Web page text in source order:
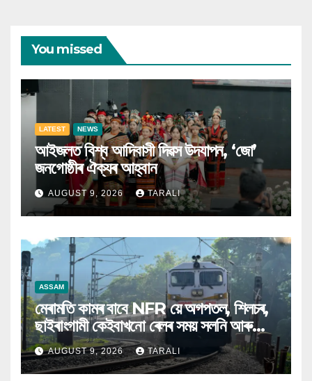
You missed
LATEST NEWS
আইজলত বিশ্ব আদিবাসী দিৱস উদযাপন, ‘জো’
জনগোষ্ঠীৰ ঐক্যৰ আহ্বান
AUGUST 9, 2026 TARALI
ASSAM
মেৰামতি কামৰ বাবে NFR য়ে অগপতল, শিলচৰ,
ছাইৰাংগামী কেইবাখনো ৰেলৰ সময় সলনি আৰু
বাতিল কৰিলে
AUGUST 9, 2026 TARALI